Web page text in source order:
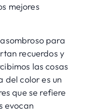
mejores
para
recuerdos y
las cosas
del color es un
que se refiere
evocan